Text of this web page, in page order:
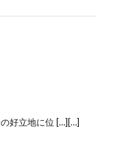
好立地に位 […][…]